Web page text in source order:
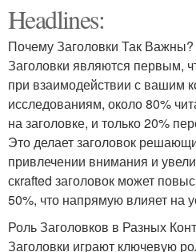
Headlines:
Почему Заголовки Так Важны?
Заголовки являются первым,
при взаимодействии с вашим
исследованиям, около 80%
на заголовке, и только 20%
Это делает заголовок
привлечении внимания и
скrafted заголовок может
50%, что напрямую влияет на
Роль Заголовков в Разных
Заголовки играют ключевую